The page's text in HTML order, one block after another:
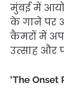
मुंबई में
के गाने पर
कैमरों में
उत्साह और
‘The Onset